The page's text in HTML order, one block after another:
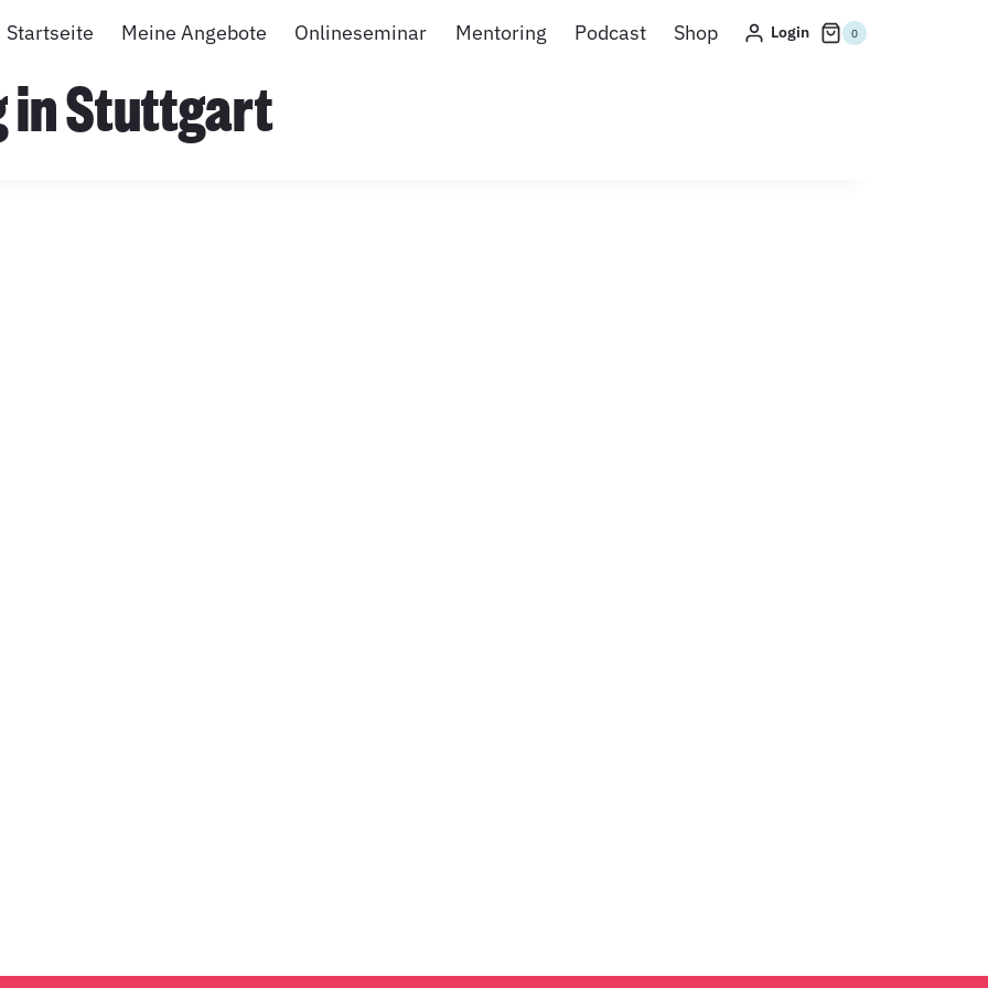
Startseite Meine Angebote Onlineseminar Mentoring Podcast Shop Login 0
in Stuttgart